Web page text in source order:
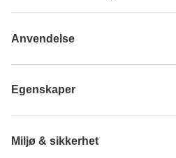
Anvendelse
Egenskaper
Miljø & sikkerhet